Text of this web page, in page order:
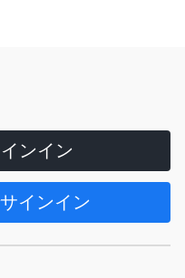
ンイン
インイン